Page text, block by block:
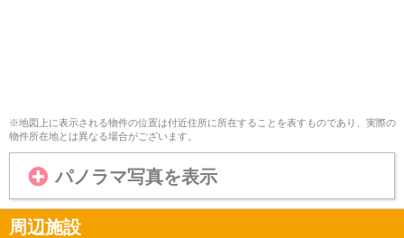
※地図上に表示される物件の位置は付近住所に所在することを表すものであり、実際の
物件所在地とは異なる場合がございます。
パノラマ写真を表示
周辺施設